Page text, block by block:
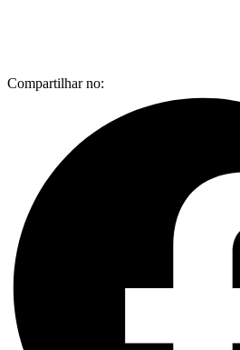
Compartilhar no: